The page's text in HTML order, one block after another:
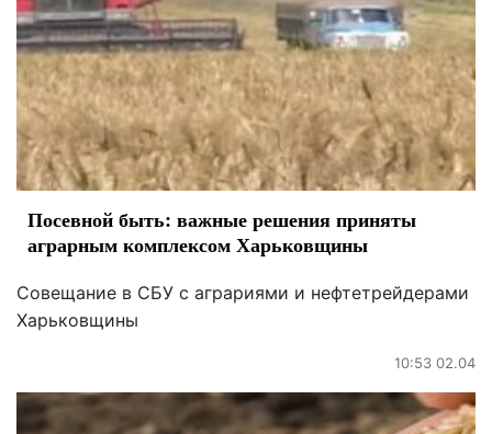
Посевной быть: важные решения приняты
аграрным комплексом Харьковщины
Совещание в СБУ с аграриями и нефтетрейдерами
Харьковщины
10:53 02.04